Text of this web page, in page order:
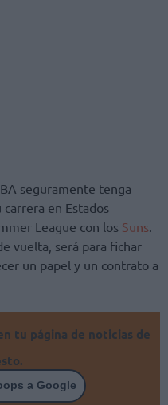
seguramente tenga
en Estados
League con los Suns.
vuelta, será para fichar
un papel y un contrato a
tu página de noticias de
a Google